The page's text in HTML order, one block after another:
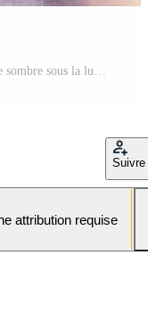
danseurs habiles se produisant dans la pièce sombre sous la lumière et la fumée du concert. couple sensuel exécutant une danse contemporaine artistique et émotionnelle Photo Pro
Suivre
attribution requise